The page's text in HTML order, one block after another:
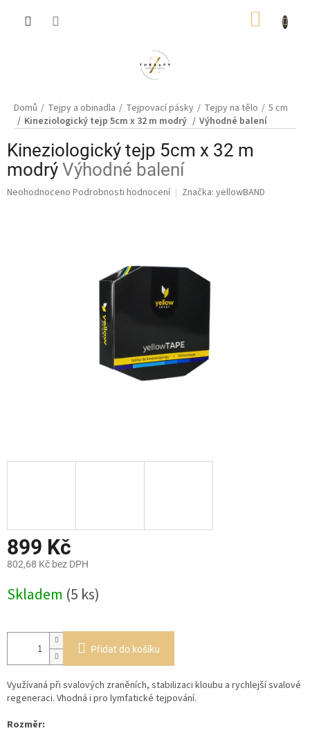
Domů Tejpy a obinadla Tejpovací pásky Tejpy na tělo
5 cm
Kineziologický tejp 5cm x 32 m modrý
Výhodné balení
Kineziologický tejp 5cm x 32 m
modrý Výhodné balení
Průměrné
Neohodnoceno Podrobnosti hodnocení Značka: yellowBAND
899 Kč
802,68 Kč bez DPH
cena:
Skladem (5 ks)
Přidat do košíku
Využívaná při svalových zraněních, stabilizaci kloubu a rychlejší svalové
regeneraci. Vhodná i pro lymfatické tejpování.
Rozměr: